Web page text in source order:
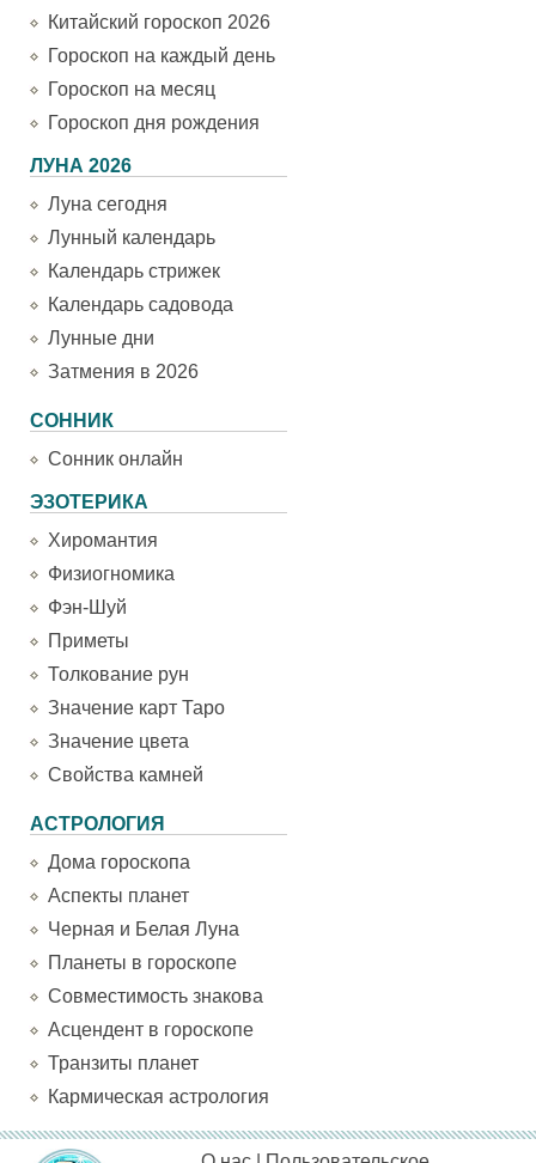
Китайский гороскоп 2026
Гороскоп на каждый день
Гороскоп на месяц
Гороскоп дня рождения
ЛУНА 2026
Луна сегодня
Лунный календарь
Календарь стрижек
Календарь садовода
Лунные дни
Затмения в 2026
СОННИК
Сонник онлайн
ЭЗОТЕРИКА
Хиромантия
Физиогномика
Фэн-Шуй
Приметы
Толкование рун
Значение карт Таро
Значение цвета
Свойства камней
АСТРОЛОГИЯ
Дома гороскопа
Аспекты планет
Черная и Белая Луна
Планеты в гороскопе
Совместимость знакова
Асцендент в гороскопе
Транзиты планет
Кармическая астрология